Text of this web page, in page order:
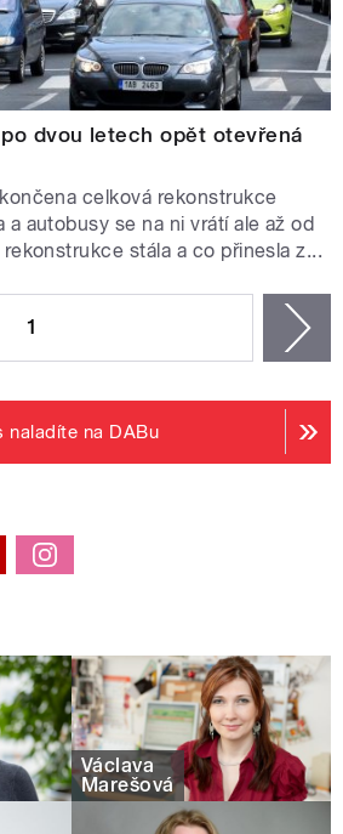
dvou letech opět otevřená
celková rekonstrukce
autobusy se na ni vrátí ale až od
stála a co přinesla z...
1
naladíte na DABu
Václava
Marešová